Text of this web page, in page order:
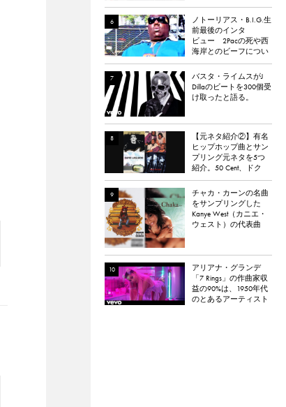
ノトーリアス・B.I.G.生
前最後のインタ
ビュー 2Pacの死や西
海岸とのビーフについ
バスタ・ライムスがJ
Dillaのビートを300個受
け取ったと語る。
【元ネタ紹介②】有名
ヒップホップ曲とサン
プリング元ネタを5つ
紹介。50 Cent、ドク
ター・ドレー、
ATCQ、タイラー・
ザ・クリエイターなど
チャカ・カーンの名曲
をサンプリングした
Kanye West（カニエ・
ウェスト）の代表曲
だった」と明かす。
アリアナ・グランデ
「7 Rings」の作曲家収
益の90%は、1950年代
のとあるアーティスト